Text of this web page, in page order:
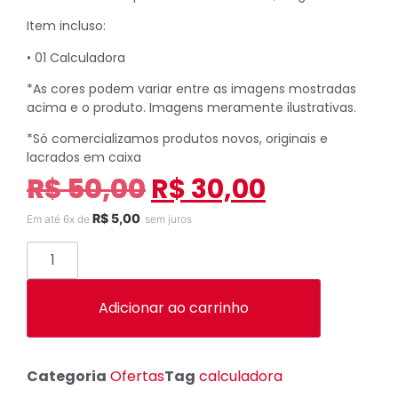
Item incluso:
• 01 Calculadora
*As cores podem variar entre as imagens mostradas
acima e o produto. Imagens meramente ilustrativas.
*Só comercializamos produtos novos, originais e
lacrados em caixa
R$50,00R$30,00
Em até 6x de R$ 5,00 sem juros
Adicionar ao carrinho
Categoria OfertasTag calculadora